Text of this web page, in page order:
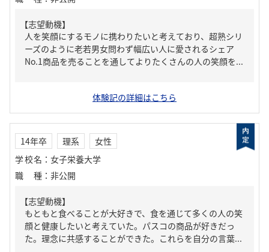
【志望動機】
人を笑顔にするモノに携わりたいと考えており、超熟シリ
ーズのように老若男女問わず幅広い人に愛されるシェア
No.1商品を売ることを通してよりたくさんの人の笑顔を...
体験記の詳細はこちら
14年卒 理系
女性
学校名 ： 女子栄養大学
職種 ： 非公開
【志望動機】
もともと食べることが大好きで、食を通じて多くの人の笑
顔と健康したいと考えていた。パスコの商品が好きだっ
た。理念に共感することができた。これらを自分の言葉...